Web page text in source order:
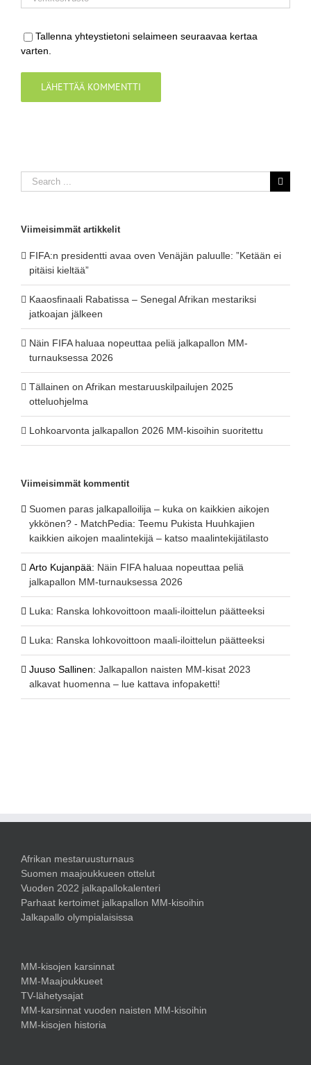
Tallenna yhteystietoni selaimeen seuraavaa kertaa
varten.
Search
for:
Viimeisimmät artikkelit
FIFA:n presidentti avaa oven Venäjän paluulle: ”Ketään ei
pitäisi kieltää”
Kaaosfinaali Rabatissa – Senegal Afrikan mestariksi
jatkoajan jälkeen
Näin FIFA haluaa nopeuttaa peliä jalkapallon MM-
turnauksessa 2026
Tällainen on Afrikan mestaruuskilpailujen 2025
otteluohjelma
Lohkoarvonta jalkapallon 2026 MM-kisoihin suoritettu
Viimeisimmät kommentit
Suomen paras jalkapalloilija – kuka on kaikkien aikojen
ykkönen? - MatchPedia: Teemu Pukista Huuhkajien
kaikkien aikojen maalintekijä – katso maalintekijätilasto
Arto Kujanpää: Näin FIFA haluaa nopeuttaa peliä
jalkapallon MM-turnauksessa 2026
Luka: Ranska lohkovoittoon maali-iloittelun päätteeksi
Luka: Ranska lohkovoittoon maali-iloittelun päätteeksi
Juuso Sallinen: Jalkapallon naisten MM-kisat 2023
alkavat huomenna – lue kattava infopaketti!
Afrikan mestaruusturnaus
Suomen maajoukkueen ottelut
Vuoden 2022 jalkapallokalenteri
Parhaat kertoimet jalkapallon MM-kisoihin
Jalkapallo olympialaisissa
MM-kisojen karsinnat
MM-Maajoukkueet
TV-lähetysajat
MM-karsinnat vuoden naisten MM-kisoihin
MM-kisojen historia